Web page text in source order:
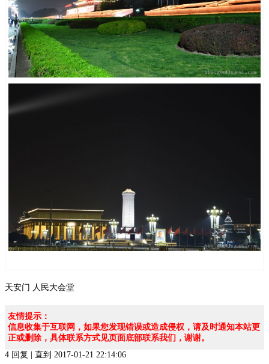
天安门 人民大会堂
友情提示：
信息收集于互联网，如果您发现错误或造成侵权，请及时通知本站更
正或删除，具体联系方式见页面底部联系我们，谢谢。
4 回复 | 直到 2017-01-21 22:14:06